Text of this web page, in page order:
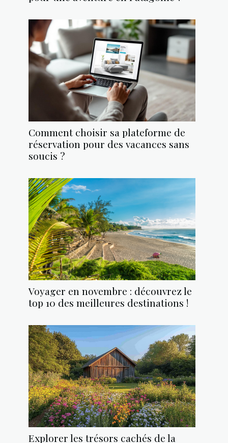
Comment choisir sa plateforme de
réservation pour des vacances sans
soucis ?
Voyager en novembre : découvrez le
top 10 des meilleures destinations !
Explorer les trésors cachés de la